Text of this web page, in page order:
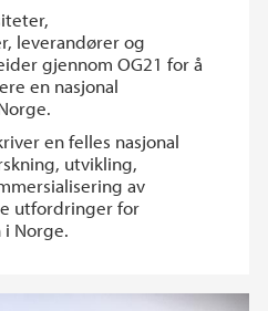
leverandører og
gjennom OG21 for å
en nasjonal
en felles nasjonal
utvikling,
av
utfordringer for
Norge.